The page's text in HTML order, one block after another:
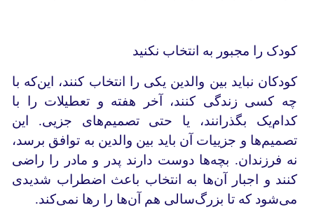
کودک را مجبور ‌به انتخاب نکنید
کودکان نباید بین والدین یکی را انتخاب کنند، این‌که با
چه کسی زندگی کنند، آخر هفته و تعطیلات را با
کدام‌یک بگذرانند، یا حتی تصمیم‌های جزیی. این
تصمیم‌ها و جزییات آن باید بین والدین به توافق برسد،
نه فرزندان. بچه‌ها دوست دارند پدر و مادر را راضی
کنند و اجبار آن‌ها به انتخاب باعث اضطراب شدیدی
می‌شود که تا بزرگ‌سالی هم آن‌ها را رها نمی‌کند.